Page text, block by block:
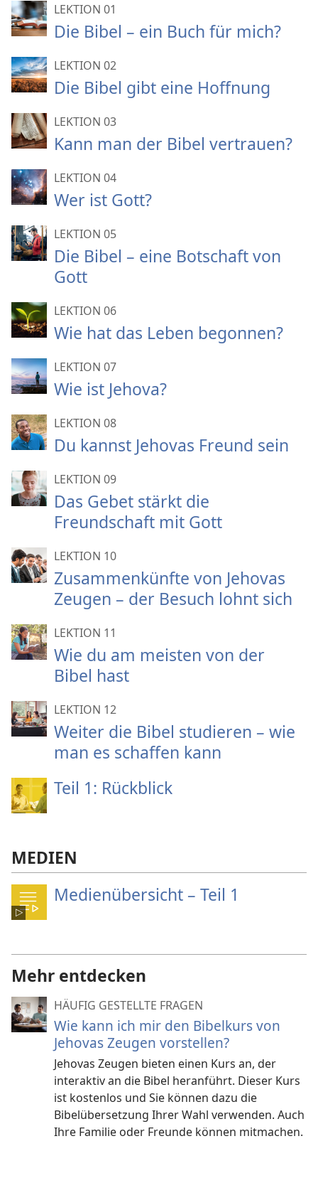
LEKTION 01
Die Bibel – ein Buch für mich?
LEKTION 02
Die Bibel gibt eine Hoffnung
LEKTION 03
Kann man der Bibel vertrauen?
LEKTION 04
Wer ist Gott?
LEKTION 05
Die Bibel – eine Botschaft von
Gott
LEKTION 06
Wie hat das Leben begonnen?
LEKTION 07
Wie ist Jehova?
LEKTION 08
Du kannst Jehovas Freund sein
LEKTION 09
Das Gebet stärkt die
Freundschaft mit Gott
LEKTION 10
Zusammenkünfte von Jehovas
Zeugen – der Besuch lohnt sich
LEKTION 11
Wie du am meisten von der
Bibel hast
LEKTION 12
Weiter die Bibel studieren – wie
man es schaffen kann
Teil 1: Rückblick
MEDIEN
Medienübersicht – Teil 1
Mehr entdecken
HÄUFIG GESTELLTE FRAGEN
Wie kann ich mir den Bibelkurs von
Jehovas Zeugen vorstellen?
Jehovas Zeugen bieten einen Kurs an, der
interaktiv an die Bibel heranführt. Dieser Kurs
ist kostenlos und Sie können dazu die
Bibelübersetzung Ihrer Wahl verwenden. Auch
Ihre Familie oder Freunde können mitmachen.